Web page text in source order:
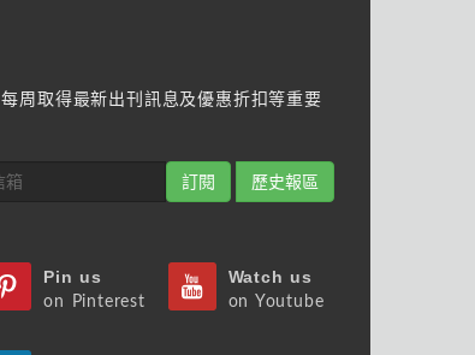
每周取得最新出刊訊息及優惠折扣等重要
訂閱 歷史報區
Pin us
on Pinterest
Watch us
on Youtube